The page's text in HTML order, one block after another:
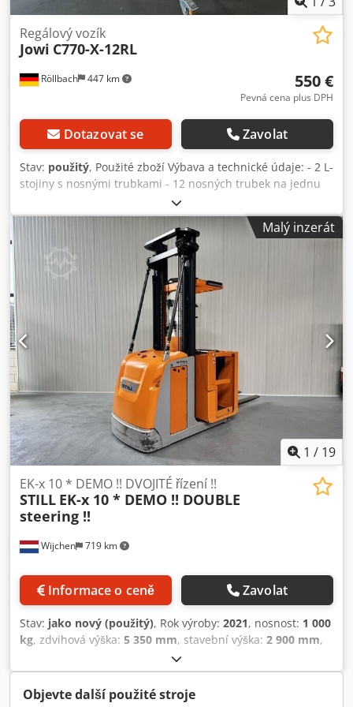
Röllbach 447 km
Regálový vozík
Jowi C770-X-12RL
550 €
Pevná cena plus DPH
Dotazovat se Zavolat
Stav: použitý, Použité zboží Výbava a technické údaje: - 2 L-
stojiny s nosnými trubkami - 12 nosných trubek na jednu
stojinu - Světlá výška: 92 mm - Zásuvný systém pro
nastavení světlé výšky - Průměr nosné trubky: 29 mm
Crsdpszlbuksfx Am Eef - Využitelná délka nosné trubky:
770 mm - Max. zatížení celého vozíku: 500 kg (podmínka:
rovnoměrné rozložení zátěže, bez rázového zatížení) - Max.
zatížení na 2 nosných trubkách: 45 kg - 4 otočná kola s
kuličkovými ložisky s litou polyuretanovou vrstvou 160 mm
- 2 kola s brzdou - Rozměry (DxŠxV): 500 - 3000 x 845 x 1840
mm Dostupnost: krátkodobě Sklad: 63934 Röllbach
Malý inzerát
1 / 19
Wijchen 719 km
EK-x 10 * DEMO !! DVOJITÉ řízení !!
STILL EK-x 10 * DEMO !! DOUBLE
steering !!
Informace o ceně Zavolat
Stav: jako nový (použitý), Rok výroby: 2021, nosnost: 1 000
kg, zdvihová výška: 5 350 mm, stavební výška: 2 900 mm,
, typ paliva:
duplex, Výrobce + model: STILL EK-X 10 Sloup: 2W5350 ID:
26092.2114 Kategorie: Demoverze Sloup: 2W
Objevte další použité stroje